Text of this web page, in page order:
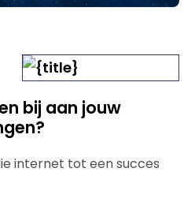
bij aan jouw
internet tot een succes